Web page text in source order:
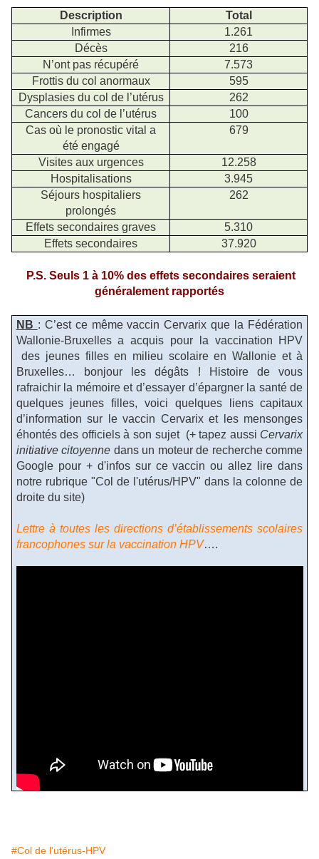
Description
Total
Infirmes
1.261
Décès
216
N’ont pas récupéré
7.573
Frottis du col anormaux
595
Dysplasies du col de l’utérus
262
Cancers du col de l’utérus
100
Cas où le pronostic vital a
été engagé
679
Visites aux urgences
12.258
Hospitalisations
3.945
Séjours hospitaliers
prolongés
262
Effets secondaires graves
5.310
Effets secondaires
37.920
P.S. Seuls 1 à 10% des effets secondaires seraient
généralement rapportés
NB : C’est ce même vaccin Cervarix que la Fédération
Wallonie-Bruxelles a acquis pour la vaccination HPV
des jeunes filles en milieu scolaire en Wallonie et à
Bruxelles… bonjour les dégâts ! Histoire de vous
rafraichir la mémoire et d’essayer d’épargner la santé de
quelques jeunes filles, voici quelques liens capitaux
d’information sur le vaccin Cervarix et les mensonges
éhontés des officiels à son sujet (+ tapez aussi Cervarix
initiative citoyenne dans un moteur de recherche comme
Google pour + d'infos sur ce vaccin ou allez lire dans
notre rubrique "Col de l'utérus/HPV" dans la colonne de
droite du site)
Lettre à toutes les directions d’établissements scolaires
francophones sur la vaccination HPV….
#Col de l'utérus-HPV